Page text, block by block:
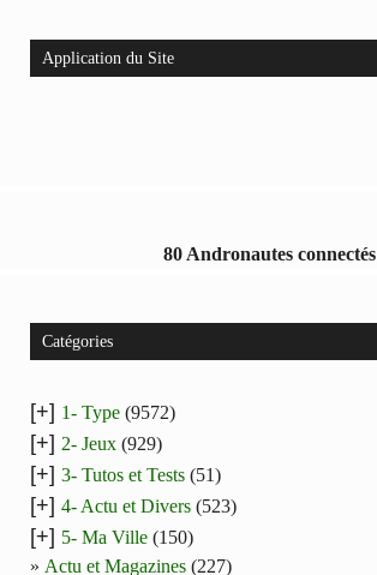
Application du Site
80 Andronautes connectés
Catégories
[+] 1- Type (9572)
[+] 2- Jeux (929)
[+] 3- Tutos et Tests (51)
[+] 4- Actu et Divers (523)
[+] 5- Ma Ville (150)
Actu et Magazines (227)